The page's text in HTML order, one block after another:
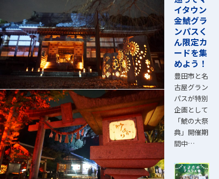
豊田市を
巡ってマ
イタウン
金鯱グラ
ンパスく
ん限定カ
ードを集
めよう！
豊田市と名
古屋グラン
パスが特別
企画として
「鯱の大祭
間中…